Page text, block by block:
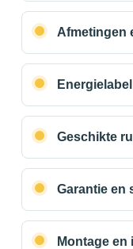
Afmetingen
Geschikte
Garantie en
Montage en